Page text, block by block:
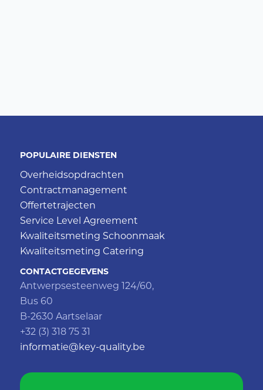
POPULAIRE DIENSTEN
Overheidsopdrachten
Contractmanagement
Offertetrajecten
Service Level Agreement
Kwaliteitsmeting Schoonmaak
Kwaliteitsmeting Catering
CONTACTGEGEVENS
Antwerpsesteenweg 124/60,
Bus 60
B-2630 Aartselaar
+32 (3) 318 75 31
informatie@key-quality.be